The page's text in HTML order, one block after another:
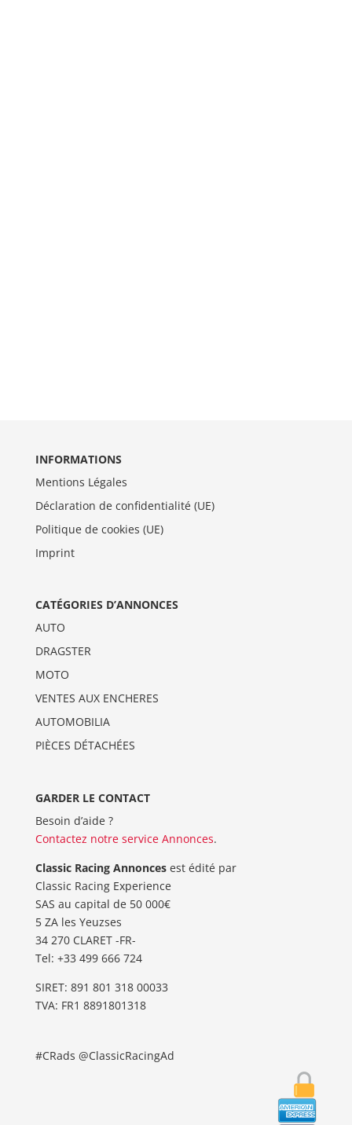
INFORMATIONS
Mentions Légales
Déclaration de confidentialité (UE)
Politique de cookies (UE)
Imprint
CATÉGORIES D’ANNONCES
AUTO
DRAGSTER
MOTO
VENTES AUX ENCHERES
AUTOMOBILIA
PIÈCES DÉTACHÉES
GARDER LE CONTACT
Besoin d’aide ?
Contactez notre service Annonces.
Classic Racing Annoncesest édité par
Classic Racing Experience
SAS au capital de 50 000€
5 ZA les Yeuzses
34 270 CLARET -FR-
Tel: ‭+33 499 666 724‬
SIRET: 891 801 318 00033
TVA: FR1 8891801318
#CRads @ClassicRacingAd